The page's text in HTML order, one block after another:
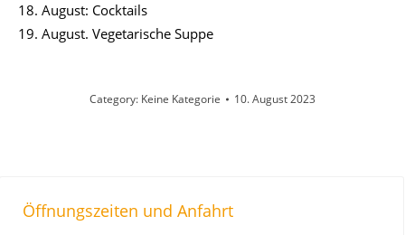
18. August: Cocktails
19. August. Vegetarische Suppe
Category: Keine Kategorie 10. August 2023
Öffnungszeiten und Anfahrt